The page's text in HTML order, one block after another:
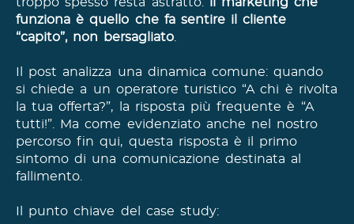
funziona è quello che fa sentire il cliente
“capito”, non bersagliato
Il post analizza una dinamica comune: quando
si chiede a un operatore turistico “A chi è rivolta
la tua offerta?”, la risposta più frequente è “A
tutti!”. Ma come evidenziato anche nel nostro
percorso fin qui, questa risposta è il primo
sintomo di una comunicazione destinata al
fallimento.
Il punto chiave del case study: